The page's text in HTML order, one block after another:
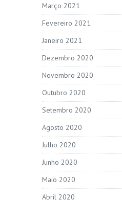
Março 2021
Fevereiro 2021
Janeiro 2021
Dezembro 2020
Novembro 2020
Outubro 2020
Setembro 2020
Agosto 2020
Julho 2020
Junho 2020
Maio 2020
Abril 2020